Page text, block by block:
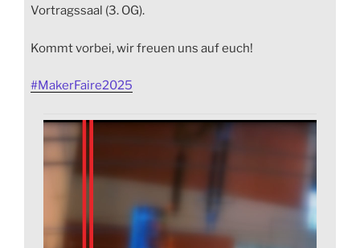
Vortragssaal (3. OG).
Kommt vorbei, wir freuen uns auf euch!
#MakerFaire2025